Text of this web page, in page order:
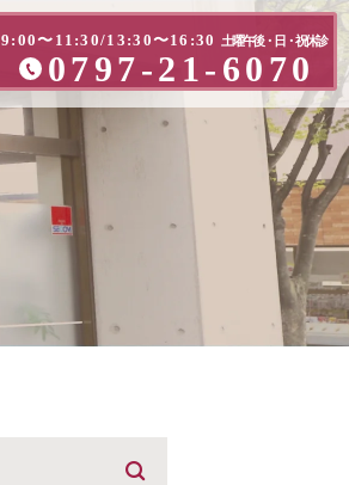
9:00〜11:30/13:30〜16:30 土曜午後・日・祝休診
0797-21-6070